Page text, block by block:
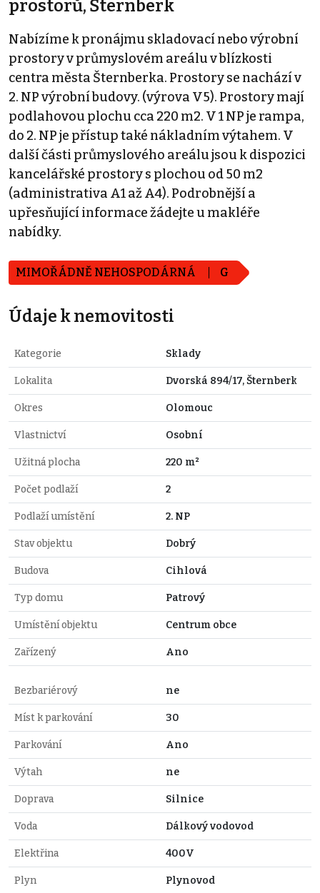
prostorů, Šternberk
Nabízíme k pronájmu skladovací nebo výrobní
prostory v průmyslovém areálu v blízkosti
centra města Šternberka. Prostory se nachází v
2. NP výrobní budovy. (výrova V5). Prostory mají
podlahovou plochu cca 220 m2. V 1 NP je rampa,
do 2. NP je přístup také nákladním výtahem. V
další části průmyslového areálu jsou k dispozici
kancelářské prostory s plochou od 50 m2
(administrativa A1 až A4). Podrobnější a
upřesňující informace žádejte u makléře
nabídky.
MIMOŘÁDNĚ NEHOSPODÁRNÁ G
Údaje k nemovitosti
Kategorie Sklady
Lokalita Dvorská 894/17, Šternberk
Okres Olomouc
Vlastnictví Osobní
Užitná plocha 220 m²
Počet podlaží 2
Podlaží umístění 2. NP
Stav objektu Dobrý
Budova Cihlová
Typ domu Patrový
Umístění objektu Centrum obce
Zařízený Ano
Bezbariérový ne
Míst k parkování 30
Parkování Ano
Výtah ne
Doprava Silnice
Voda Dálkový vodovod
Elektřina 400V
Plyn Plynovod